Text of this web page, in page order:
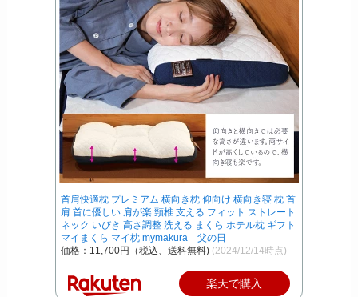
首肩快適枕 プレミアム 横向き枕 仰向け 横向き寝 枕 首
肩 首に優しい 肩が楽 頸椎 支える フィット ストレート
ネック いびき 高さ調整 洗える まくら ホテル枕 ギフト
マイまくら マイ枕 mymakura 父の日
価格：11,700円（税込、送料無料) (2024/12/14時点)
楽天で購入